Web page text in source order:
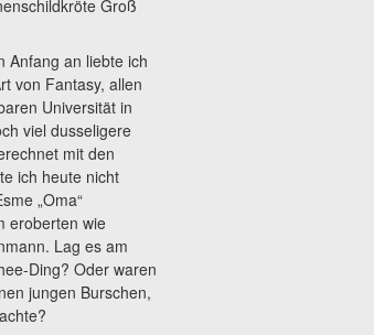
Groß
Anfang an liebte ich
von Fantasy, allen
Universität in
viel dusseligere
mit den
ich heute nicht
„Oma“
eroberten wie
Lag es am
Ding? Oder waren
jungen Burschen,